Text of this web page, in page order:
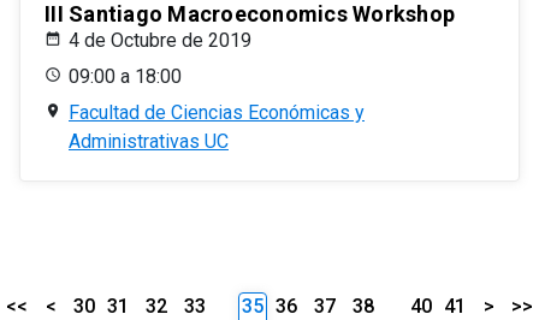
III Santiago Macroeconomics Workshop
4 de Octubre de 2019
09:00 a 18:00
Facultad de Ciencias Económicas y
Administrativas UC
<< < 30 31 32
33
35 36 37
38
40 41 > >>